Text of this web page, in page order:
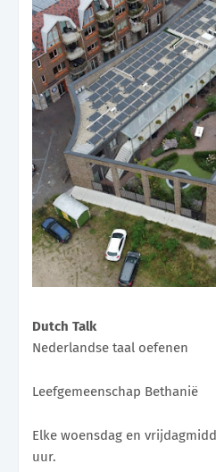
Dutch Talk
Nederlandse taal oefenen
Leefgemeenschap Bethanië
Elke woensdag en
uur.